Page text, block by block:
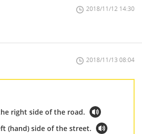
2018/11/12 14:30
2018/11/13 08:04
right side of the road.
(hand) side of the street.